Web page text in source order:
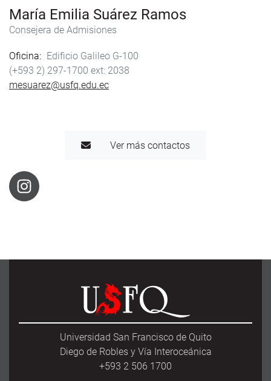
María Emilia Suárez Ramos
Consejera de Admisiones
Oficina
Edificio Galileo G-100
(+593 2) 297-1700
2038
mesuarez@usfq.edu.ec
Ver más contactos
Universidad San Francisco de Quito
Diego de Robles y Vía Interoceánica
+593 2 506 1700